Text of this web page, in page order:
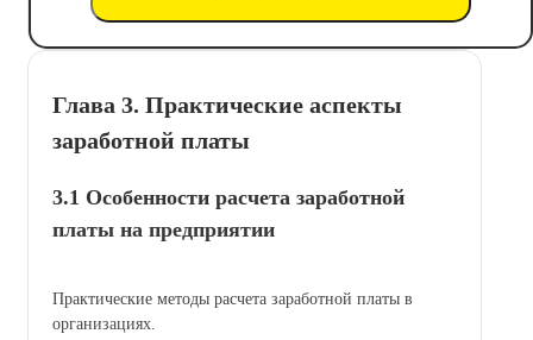
Глава 3. Практические аспекты
заработной платы
3.1 Особенности расчета заработной
платы на предприятии
Практические методы расчета заработной платы в
организациях.